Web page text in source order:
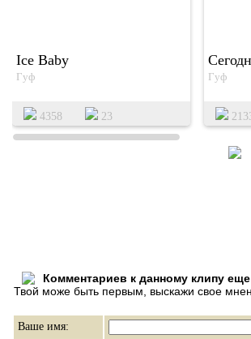
Ice Baby
Гуф
4358 23
Гуф
Комментариев к данному клипу еще
Твой може быть первым, выскажи свое
Ваше имя: